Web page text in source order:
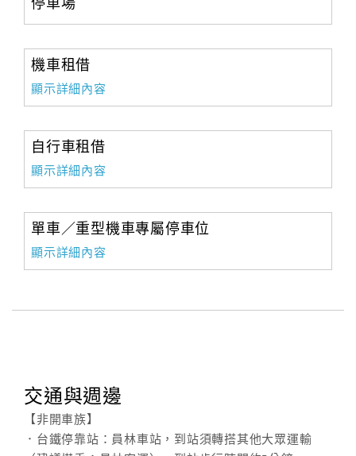
停車場
機車租借
顯示詳細內容
自行車租借
顯示詳細內容
單車／重型機車專屬停車位
顯示詳細內容
交通與週邊
【非開車族】
．台鐵停靠站：員林車站，到站須轉搭其他大眾運輸